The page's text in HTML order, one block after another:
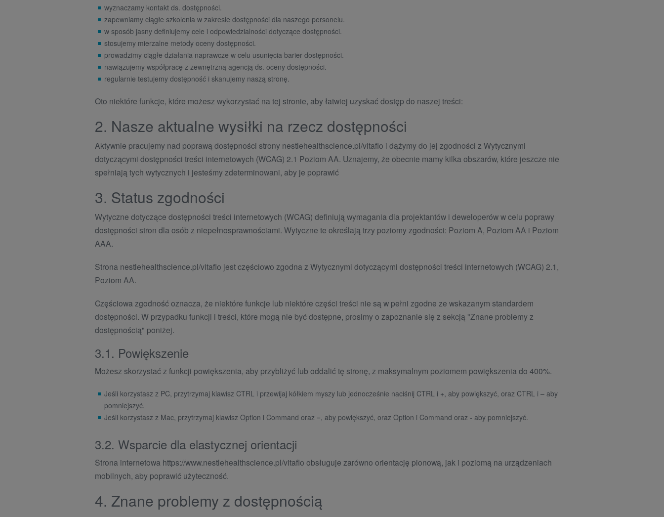
wyznaczamy kontakt ds. dostępności.
zapewniamy ciągłe szkolenia w zakresie dostępności dla naszego personelu.
w sposób jasny definiujemy cele i odpowiedzialności dotyczące dostępności.
stosujemy mierzalne metody oceny dostępności.
prowadzimy ciągłe działania naprawcze w celu usunięcia barier dostępności.
nawiązujemy współpracę z zewnętrzną agencją ds. oceny dostępności.
regularnie testujemy dostępność i skanujemy naszą stronę.
Oto niektóre funkcje, które możesz wykorzystać na tej stronie, aby łatwiej uzyskać dostęp do naszej treści:
2. Nasze aktualne wysiłki na rzecz dostępności
Aktywnie pracujemy nad poprawą dostępności strony nestlehealthscience.pl/vitaflo i dążymy do jej zgodności z Wytycznymi
dotyczącymi dostępności treści internetowych (WCAG) 2.1 Poziom AA. Uznajemy, że obecnie mamy kilka obszarów, które jeszcze nie
spełniają tych wytycznych i jesteśmy zdeterminowani, aby je poprawić
3. Status zgodności
Wytyczne dotyczące dostępności treści internetowych (WCAG) definiują wymagania dla projektantów i deweloperów w celu poprawy
dostępności stron dla osób z niepełnosprawnościami. Wytyczne te określają trzy poziomy zgodności: Poziom A, Poziom AA i Poziom
AAA.
Strona nestlehealthscience.pl/vitaflo jest częściowo zgodna z Wytycznymi dotyczącymi dostępności treści internetowych (WCAG) 2.1,
Poziom AA.
Częściowa zgodność oznacza, że niektóre funkcje lub niektóre części treści nie są w pełni zgodne ze wskazanym standardem
dostępności. W przypadku funkcji i treści, które mogą nie być dostępne, prosimy o zapoznanie się z sekcją "Znane problemy z
dostępnością" poniżej.
3.1. Powiększenie
Możesz skorzystać z funkcji powiększenia, aby przybliżyć lub oddalić tę stronę, z maksymalnym poziomem powiększenia do 400%.
Jeśli korzystasz z PC, przytrzymaj klawisz CTRL i przewijaj kółkiem myszy lub jednocześnie naciśnij CTRL i +, aby powiększyć, oraz CTRL i – aby
pomniejszyć.
Jeśli korzystasz z Mac, przytrzymaj klawisz Option i Command oraz =, aby powiększyć, oraz Option i Command oraz - aby pomniejszyć.
3.2. Wsparcie dla elastycznej orientacji
Strona internetowa https://www.nestlehealthscience.pl/vitaflo obsługuje zarówno orientację pionową, jak i poziomą na urządzeniach
mobilnych, aby poprawić użyteczność.
4. Znane problemy z dostępnością